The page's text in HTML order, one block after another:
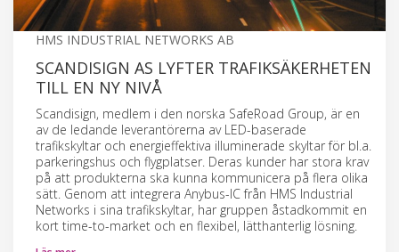
HMS INDUSTRIAL NETWORKS AB
SCANDISIGN AS LYFTER TRAFIKSÄKERHETEN
TILL EN NY NIVÅ
Scandisign, medlem i den norska SafeRoad Group, är en
av de ledande leverantörerna av LED-baserade
trafikskyltar och energieffektiva illuminerade skyltar för bl.a.
parkeringshus och flygplatser. Deras kunder har stora krav
på att produkterna ska kunna kommunicera på flera olika
sätt. Genom att integrera Anybus-IC från HMS Industrial
Networks i sina trafikskyltar, har gruppen åstadkommit en
kort time-to-market och en flexibel, lätthanterlig lösning.